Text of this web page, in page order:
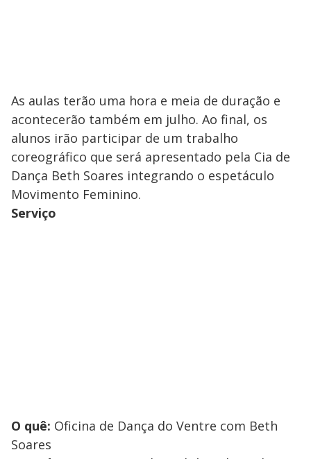
As aulas terão uma hora e meia de duração e
acontecerão também em julho. Ao final, os
alunos irão participar de um trabalho
coreográfico que será apresentado pela Cia de
Dança Beth Soares integrando o espetáculo
Movimento Feminino.
Serviço
O quê: Oficina de Dança do Ventre com Beth
Soares